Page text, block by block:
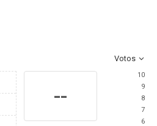
Votos
--
10
9
8
7
6